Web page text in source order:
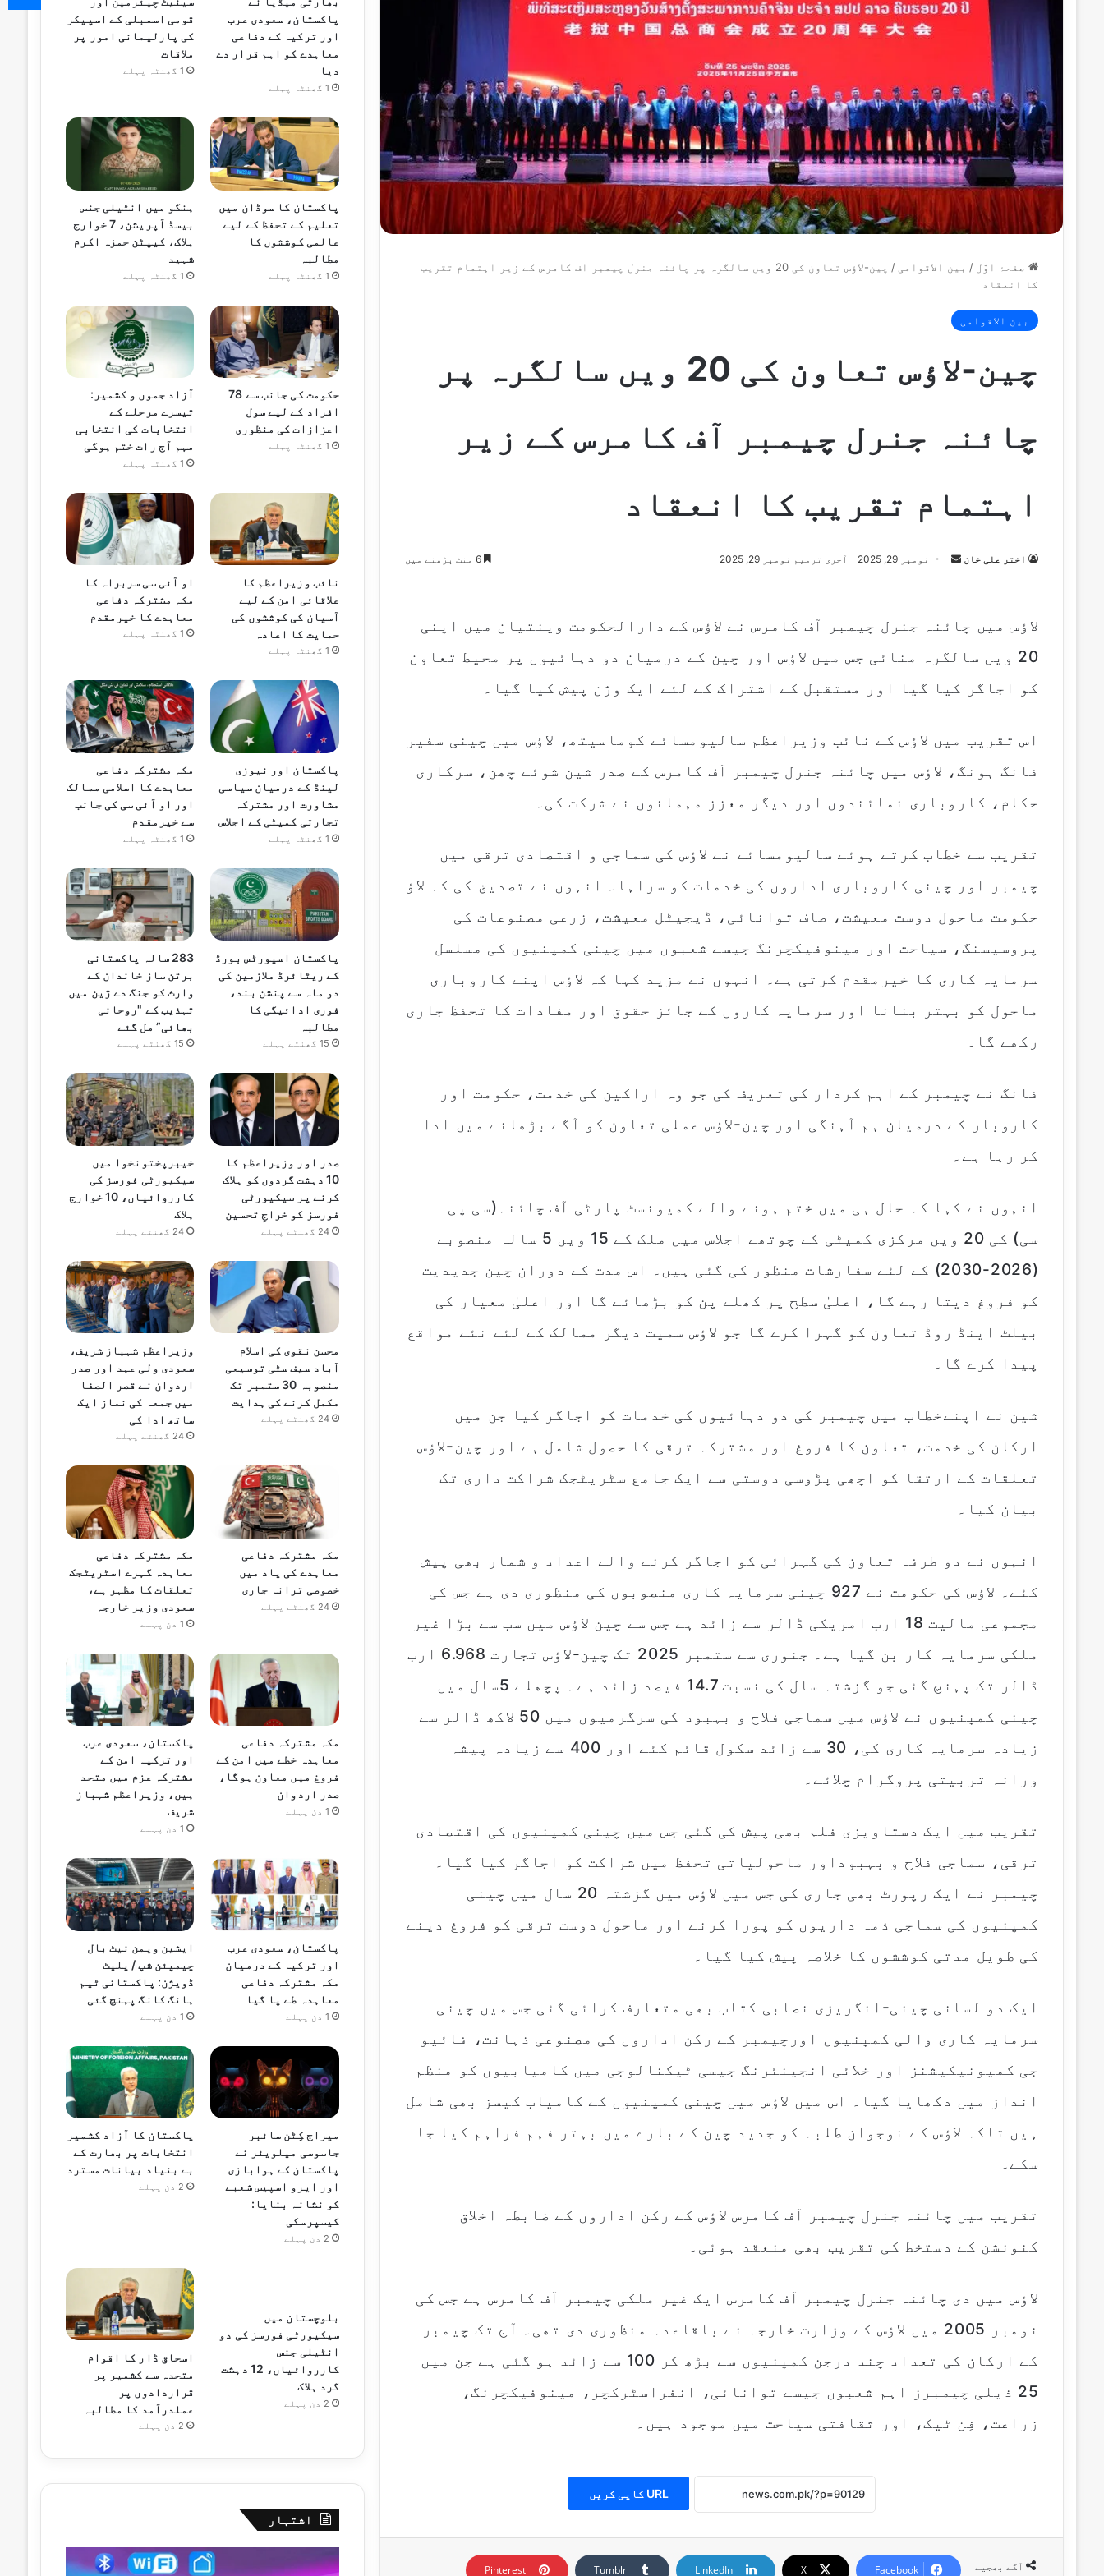
صفحۂ اوّل / بین الاقوامی /
چین-لاؤس تعاون کی 20 ویں سالگرہ پر چائنہ جنرل چیمبر آف کامرس کے زیر اہتمام تقریب
کا انعقاد
بین الاقوامی
چین-لاؤس تعاون کی 20 ویں سالگرہ پر
چائنہ جنرل چیمبر آف کامرس کے زیر
اہتمام تقریب کا انعقاد
اختر علی خان
S
n
m
نومبر 29, 2025 آخری ترمیم نومبر 29, 2025 6 منٹ پڑھنے میں
لاؤس میں چائنہ جنرل چیمبر آف کامرس نے لاؤس کے دارالحکومت وینتیان میں اپنی
20 ویں سالگرہ منائی جس میں لاؤس اور چین کے درمیان دو دہائیوں پر محیط تعاون
کو اجاگر کیا گیا اور مستقبل کے اشتراک کے لئے ایک وژن پیش کیا گیا۔
اس تقریب میں لاؤس کے نائب وزیراعظم سالیومسائے کوماسیتھ، لاؤس میں چینی سفیر
فانگ ہونگ، لاؤس میں چائنہ جنرل چیمبر آف کامرس کے صدر شین شوئے چھن، سرکاری
حکام، کاروباری نمائندوں اور دیگر معزز مہمانوں نے شرکت کی۔
تقریب سے خطاب کرتے ہوئے سالیومسائے نے لاؤس کی سماجی و اقتصادی ترقی میں
چیمبر اور چینی کاروباری اداروں کی خدمات کو سراہا۔ انہوں نے تصدیق کی کہ لاؤ
حکومت ماحول دوست معیشت، صاف توانائی، ڈیجیٹل معیشت، زرعی مصنوعات کی
پروسیسنگ، سیاحت اور مینوفیکچرنگ جیسے شعبوں میں چینی کمپنیوں کی مسلسل
سرمایہ کاری کا خیرمقدم کرتی ہے۔ انہوں نے مزید کہا کہ لاؤس اپنے کاروباری
ماحول کو بہتر بنانا اور سرمایہ کاروں کے جائز حقوق اور مفادات کا تحفظ جاری
رکھے گا۔
فانگ نے چیمبر کے اہم کردار کی تعریف کی جو وہ اراکین کی خدمت، حکومت اور
کاروبار کے درمیان ہم آہنگی اور چین-لاؤس عملی تعاون کو آگے بڑھانے میں ادا
کر رہا ہے۔
انہوں نے کہا کہ حال ہی میں ختم ہونے والے کمیونسٹ پارٹی آف چائنہ(سی پی
سی) کی 20 ویں مرکزی کمیٹی کے چوتھے اجلاس میں ملک کے 15 ویں 5 سالہ منصوبے
(2026-2030) کے لئے سفارشات منظور کی گئی ہیں۔ اس مدت کے دوران چین جدیدیت
کو فروغ دیتا رہے گا، اعلیٰ سطح پر کھلے پن کو بڑھائے گا اور اعلیٰ معیار کی
بیلٹ اینڈ روڈ تعاون کو گہرا کرے گا جو لاؤس سمیت دیگر ممالک کے لئے نئے مواقع
پیدا کرے گا۔
شین نے اپنےخطاب میں چیمبر کی دو دہائیوں کی خدمات کو اجاگر کیا جن میں
ارکان کی خدمت، تعاون کا فروغ اور مشترکہ ترقی کا حصول شامل ہے اور چین-لاؤس
تعلقات کے ارتقا کو اچھی پڑوسی دوستی سے ایک جامع سٹریٹجک شراکت داری تک
بیان کیا۔
انہوں نے دو طرفہ تعاون کی گہرائی کو اجاگر کرنے والے اعداد و شمار بھی پیش
کئے۔ لاؤس کی حکومت نے 927 چینی سرمایہ کاری منصوبوں کی منظوری دی ہے جس کی
مجموعی مالیت 18 ارب امریکی ڈالر سے زائد ہے جس سے چین لاؤس میں سب سے بڑا غیر
ملکی سرمایہ کار بن گیا ہے۔ جنوری سے ستمبر 2025 تک چین-لاؤس تجارت 6.968 ارب
ڈالر تک پہنچ گئی جو گزشتہ سال کی نسبت 14.7 فیصد زائد ہے۔ پچھلے 5سال میں
چینی کمپنیوں نے لاؤس میں سماجی فلاح و بہبود کی سرگرمیوں میں 50 لاکھ ڈالر سے
زیادہ سرمایہ کاری کی، 30 سے زائد سکول قائم کئے اور 400 سے زیادہ پیشہ
ورانہ تربیتی پروگرام چلائے۔
تقریب میں ایک دستاویزی فلم بھی پیش کی گئی جس میں چینی کمپنیوں کی اقتصادی
ترقی، سماجی فلاح و بہبوداور ماحولیاتی تحفظ میں شراکت کو اجاگر کیا گیا۔
چیمبر نے ایک رپورٹ بھی جاری کی جس میں لاؤس میں گزشتہ 20 سال میں چینی
کمپنیوں کی سماجی ذمہ داریوں کو پورا کرنے اور ماحول دوست ترقی کو فروغ دینے
کی طویل مدتی کوششوں کا خلاصہ پیش کیا گیا۔
ایک دو لسانی چینی-انگریزی نصابی کتاب بھی متعارف کرائی گئی جس میں چینی
سرمایہ کاری والی کمپنیوں اورچیمبر کے رکن اداروں کی مصنوعی ذہانت، فائیو
جی کمیونیکیشنز اور خلائی انجینئرنگ جیسی ٹیکنالوجی میں کامیابیوں کو منظم
انداز میں دکھایا گیا۔ اس میں لاؤس میں چینی کمپنیوں کے کامیاب کیسز بھی شامل
ہیں تاکہ لاؤس کے نوجوان طلبہ کو جدید چین کے بارے میں بہتر فہم فراہم کیا جا
سکے۔
تقریب میں چائنہ جنرل چیمبر آف کامرس لاؤس کے رکن اداروں کے ضابطہ اخلاق
کنونشن کے دستخط کی تقریب بھی منعقد ہوئی۔
لاؤس میں دی چائنہ جنرل چیمبر آف کامرس ایک غیر ملکی چیمبر آف کامرس ہے جس کی
نومبر 2005 میں لاؤس کے وزارت خارجہ نے باقاعدہ منظوری دی تھی۔ آج تک چیمبر
کے ارکان کی تعداد چند درجن کمپنیوں سے بڑھ کر 100 سے زائد ہو گئی ہے جن میں
25 ذیلی چیمبرز اہم شعبوں جیسے توانائی، انفراسٹرکچر، مینوفیکچرنگ،
زراعت، فِن ٹیک، اور ثقافتی سیاحت میں موجود ہیں۔
URL کاپی کریں
آگے بھجیے Facebook
X
LinkedIn
Tumblr
Pinterest
پاکستان، سعودی عرب
اور ترکیہ کے دفاعی
معاہدے کو اہم قرار دے
دیا
1 گھنٹہ پہلے
قومی اسمبلی کے اسپیکر
کی پارلیمانی امور پر
ملاقات
1 گھنٹہ پہلے
پاکستان کا سوڈان میں
تعلیم کے تحفظ کے لیے
عالمی کوششوں کا
مطالبہ
1 گھنٹہ پہلے
ہنگو میں انٹیلی جنس
بیسڈ آپریشن، 7 خوارج
ہلاک، کیپٹن حمزہ اکرم
شہید
1 گھنٹہ پہلے
حکومت کی جانب سے 78
افراد کے لیے سول
اعزازات کی منظوری
1 گھنٹہ پہلے
آزاد جموں و کشمیر:
تیسرے مرحلے کے
انتخابات کی انتخابی
مہم آج رات ختم ہوگی
1 گھنٹہ پہلے
نائب وزیراعظم کا
علاقائی امن کے لیے
آسیان کی کوششوں کی
حمایت کا اعادہ
1 گھنٹہ پہلے
او آئی سی سربراہ کا
مکہ مشترکہ دفاعی
معاہدے کا خیرمقدم
1 گھنٹہ پہلے
پاکستان اور نیوزی
لینڈ کے درمیان سیاسی
مشاورت اور مشترکہ
تجارتی کمیٹی کے اجلاس
1 گھنٹہ پہلے
مکہ مشترکہ دفاعی
معاہدے کا اسلامی ممالک
اور او آئی سی کی جانب
سے خیرمقدم
1 گھنٹہ پہلے
پاکستان اسپورٹس بورڈ
کے ریٹائرڈ ملازمین کی
دو ماہ سے پنشن بند،
فوری ادائیگی کا
مطالبہ
15 گھنٹے پہلے
283 سالہ پاکستانی
برتن ساز خاندان کے
وارث کو جنگ دے ژین میں
تہذیب کے "روحانی
بھائی” مل گئے
15 گھنٹے پہلے
صدر اور وزیراعظم کا
10 دہشت گردوں کو ہلاک
کرنے پر سیکیورٹی
فورسز کو خراجِ تحسین
24 گھنٹے پہلے
خیبرپختونخوا میں
سیکیورٹی فورسز کی
کارروائیاں، 10 خوارج
ہلاک
24 گھنٹے پہلے
محسن نقوی کی اسلام
آباد سیف سٹی توسیعی
منصوبہ 30 ستمبر تک
مکمل کرنے کی ہدایت
24 گھنٹے پہلے
وزیراعظم شہباز شریف،
سعودی ولی عہد اور صدر
اردوان نے قصر الصفا
میں جمعہ کی نماز ایک
ساتھ ادا کی
24 گھنٹے پہلے
مکہ مشترکہ دفاعی
معاہدے کی یاد میں
خصوصی ترانہ جاری
24 گھنٹے پہلے
مکہ مشترکہ دفاعی
معاہدہ گہرے اسٹریٹجک
تعلقات کا مظہر ہے،
سعودی وزیر خارجہ
1 دن پہلے
مکہ مشترکہ دفاعی
معاہدہ خطے میں امن کے
فروغ میں معاون ہوگا،
صدر اردوان
1 دن پہلے
پاکستان، سعودی عرب
اور ترکیہ امن کے
مشترکہ عزم میں متحد
ہیں، وزیراعظم شہباز
شریف
1 دن پہلے
پاکستان، سعودی عرب
اور ترکیہ کے درمیان
مکہ مشترکہ دفاعی
معاہدہ طے پا گیا
1 دن پہلے
ایشین ویمن نیٹ بال
چیمپئن شپ / پلیٹ
ڈویژن: پاکستانی ٹیم
ہانگ کانگ پہنچ گئی
1 دن پہلے
میراج کِٹن سائبر
جاسوسی میلویئر نے
پاکستان کے ہوابازی
اور ایرو اسپیس شعبے
کو نشانہ بنایا:
کیسپرسکی
2 دن پہلے
پاکستان کا آزاد کشمیر
انتخابات پر بھارت کے
بے بنیاد بیانات مسترد
2 دن پہلے
بلوچستان میں
سیکیورٹی فورسز کی دو
انٹیلی جنس
کارروائیاں، 12 دہشت
گرد ہلاک
2 دن پہلے
اسحاق ڈار کا اقوام
متحدہ سے کشمیر پر
قراردادوں پر
عملدرآمد کا مطالبہ
2 دن پہلے
اشتہار